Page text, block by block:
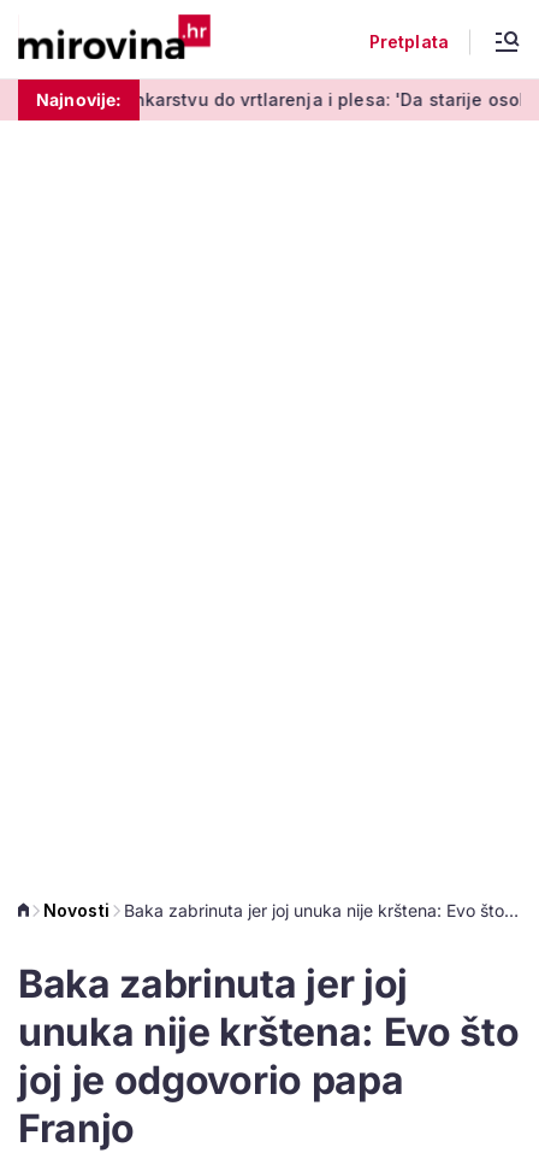
Pretplata
Najnovije:
do vrtlarenja i plesa: 'Da starije osobe ne ostavimo
Novosti Baka zabrinuta jer joj unuka nije krštena: Evo što joj je odgovorio papa Franjo
Baka zabrinuta jer joj
unuka nije krštena: Evo što
joj je odgovorio papa
Franjo